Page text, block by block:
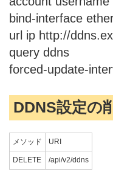
bind-interface
url ip http://
query ddns
forced-update-
DDNS設定の
メソッド URI
DELETE /api/v2/ddns